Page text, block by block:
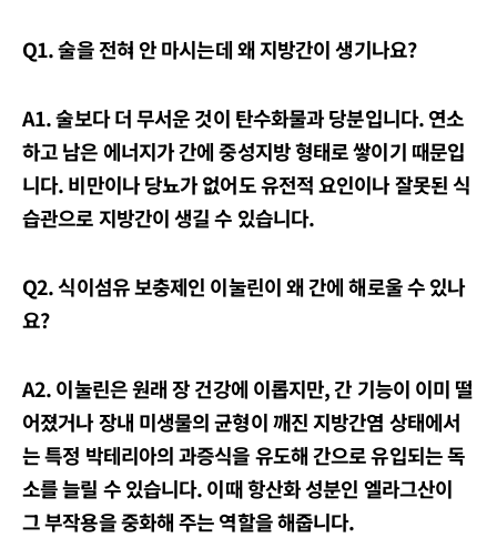
Q1. 술을 전혀 안 마시는데 왜 지방간이 생기나요?
A1. 술보다 더 무서운 것이 탄수화물과 당분입니다. 연소
하고 남은 에너지가 간에 중성지방 형태로 쌓이기 때문입
니다. 비만이나 당뇨가 없어도 유전적 요인이나 잘못된 식
습관으로 지방간이 생길 수 있습니다.
Q2. 식이섬유 보충제인 이눌린이 왜 간에 해로울 수 있나
요?
A2. 이눌린은 원래 장 건강에 이롭지만, 간 기능이 이미 떨
어졌거나 장내 미생물의 균형이 깨진 지방간염 상태에서
는 특정 박테리아의 과증식을 유도해 간으로 유입되는 독
소를 늘릴 수 있습니다. 이때 항산화 성분인 엘라그산이
그 부작용을 중화해 주는 역할을 해줍니다.